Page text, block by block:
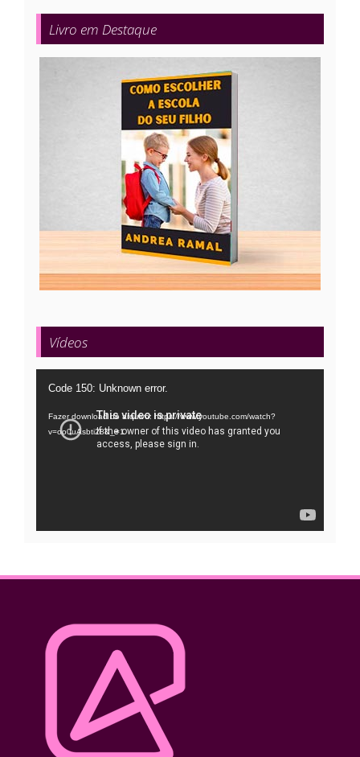
Livro em Destaque
Vídeos
Tocador
vídeo
Code 150: Unknown error.
Fazer download do arquivo: https://www.youtube.com/watch?
v=oo0uAsbti28&_=1